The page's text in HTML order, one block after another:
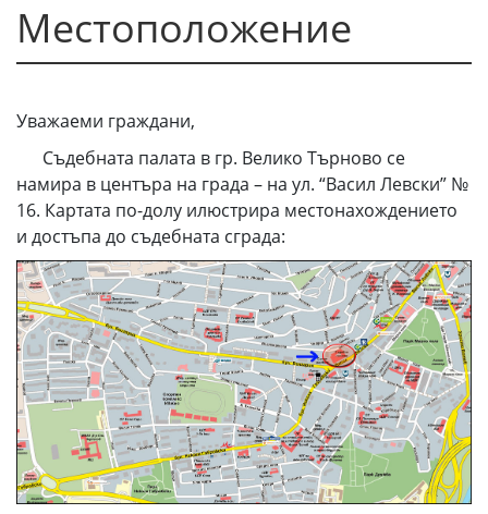
Местоположение
Уважаеми граждани,
Съдебната палата в гр. Велико Търново се
намира в центъра на града – на ул. “Васил Левски” №
16. Картата по-долу илюстрира местонахождението
и достъпа до съдебната сграда: